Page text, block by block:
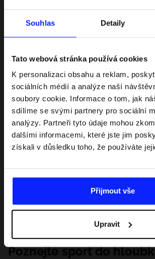
Souhlas Detaily
Tato webová stránka používá cookies
K personalizaci obsahu a reklam,
sociálních médií a analýze naší
soubory cookie. Informace o tom, jak
sdílíme se svými partnery pro sociální
analýzy. Partneři tyto údaje mohou
dalšími informacemi, které jste jim
získali v důsledku toho, že používáte
Přijmout vše
Upravit
Poznejte sport do